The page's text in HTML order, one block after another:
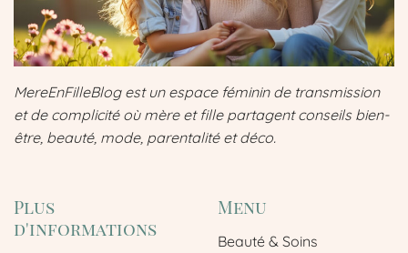
MereEnFilleBlog est un espace féminin de transmission
et de complicité où mère et fille partagent conseils bien-
être, beauté, mode, parentalité et déco.
Plus
d'informations
Menu
Beauté & Soins